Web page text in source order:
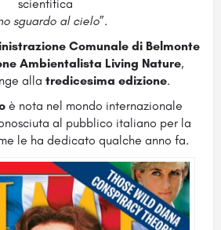
scientifica
sguardo al cielo”.
Comunale di Belmonte
Ambientalista Living Nature,
alla tredicesima edizione.
è nota nel mondo internazionale
al pubblico italiano per la
le ha dedicato qualche anno fa.